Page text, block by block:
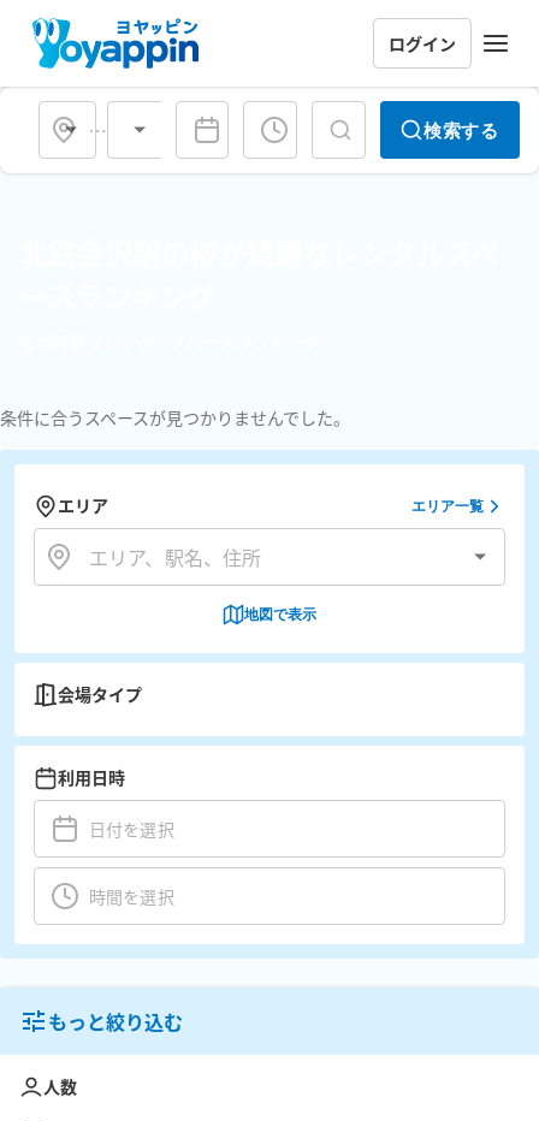
ログイン
会場タイプ 検索する
条件に合うスペースが見つかりませんでした。
エリア エリア一覧
地図で表示
会場タイプ
利用日時
もっと絞り込む
人数